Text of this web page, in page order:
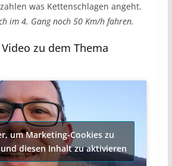
was Kettenschlagen angeht.
im 4. Gang noch 50 Km/h fahren.
zu dem Thema
um Marketing-Cookies zu
diesen Inhalt zu aktivieren